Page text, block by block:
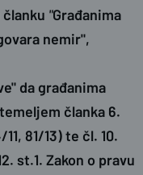
"Građanima
nemir",
da građanima
članka 6.
81/13) te čl. 10.
st.1. Zakon o pravu